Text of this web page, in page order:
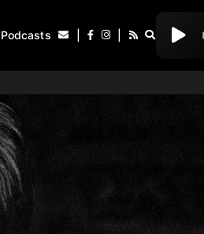
Podcasts